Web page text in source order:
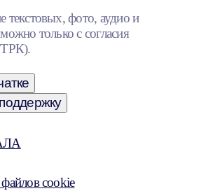
текстовых, фото, аудио и
только с согласия
cookie